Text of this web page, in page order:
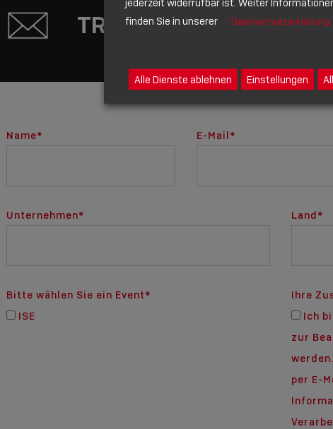
TREFFEN SIE UNSERE
Name* E-Mail*
Unternehmen* Land*
Bitte wählen Sie ein Event*
ISE
Ihre
Ich
zur
per E-
finden Sie in unserer
Datenschutzerklärung
Alle Dienste ablehnen Einstellungen